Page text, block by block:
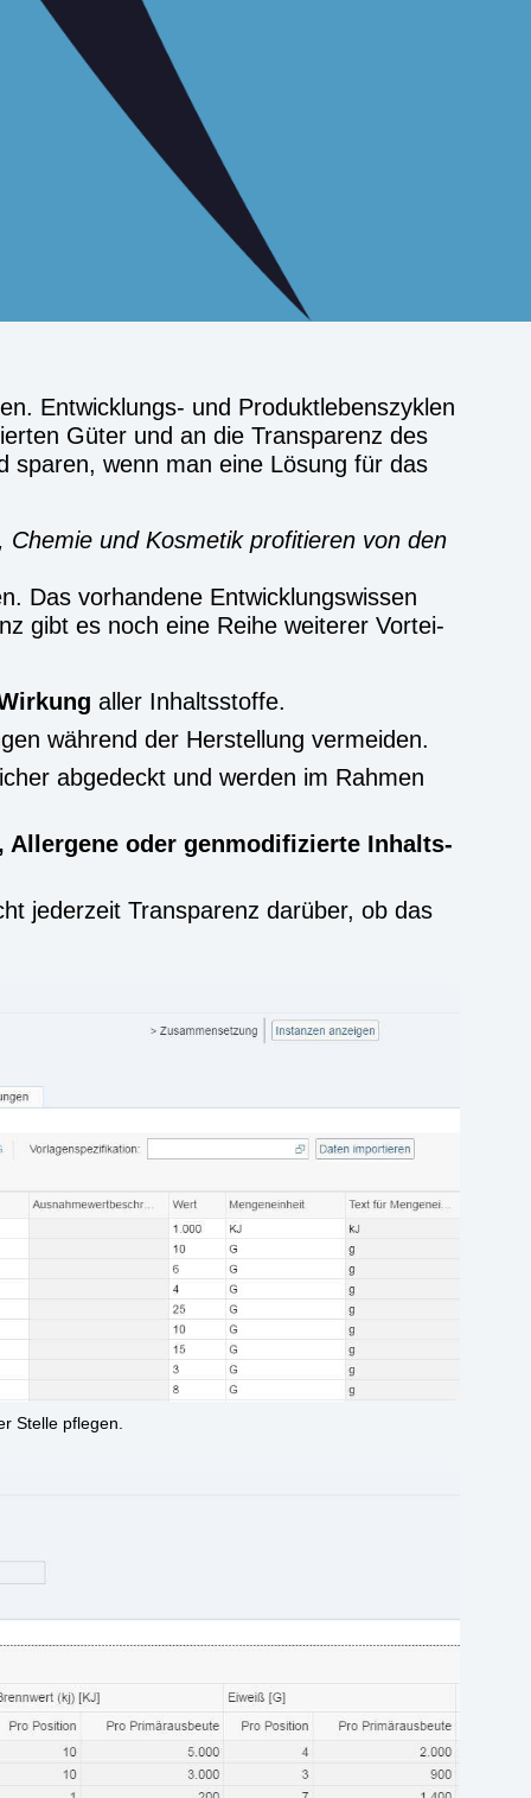
Ent­wick­lungs- und Pro­dukt­le­bens­zy­klen
Güter und an die Trans­pa­renz des
spa­ren, wenn man eine Lösung für das
und Kos­me­tik pro­fi­tie­ren von den
Das vor­han­de­ne Ent­wick­lungs­wis­sen
gibt es noch eine Rei­he wei­te­rer Vor­tei­
aller Inhalts­stof­fe.
wäh­rend der Her­stel­lung ver­mei­den.
abge­deckt und wer­den im Rah­men
All­er­ge­ne oder gen­mo­di­fi­zier­te Inhalts­
jeder­zeit Trans­pa­renz dar­über, ob das
Stel­le pfle­gen.